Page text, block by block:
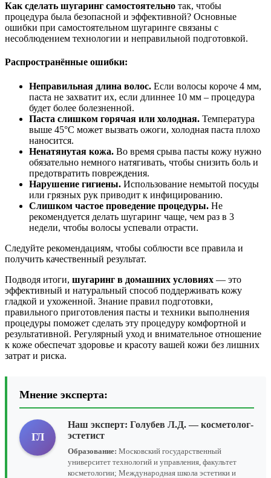
Как сделать шугаринг самостоятельно так, чтобы
процедура была безопасной и эффективной? Основные
ошибки при самостоятельном шугаринге связаны с
несоблюдением технологии и неправильной подготовкой.
Распространённые ошибки:
Неправильная длина волос. Если волосы короче 4 мм,
паста не захватит их, если длиннее 10 мм – процедура
будет более болезненной.
Паста слишком горячая или холодная. Температура
выше 45°С может вызвать ожоги, холодная паста плохо
наносится.
Ненатянутая кожа. Во время срыва пасты кожу нужно
обязательно немного натягивать, чтобы снизить боль и
предотвратить повреждения.
Нарушение гигиены. Использование немытой посуды
или грязных рук приводит к инфицированию.
Слишком частое проведение процедуры. Не
рекомендуется делать шугаринг чаще, чем раз в 3
недели, чтобы волосы успевали отрасти.
Следуйте рекомендациям, чтобы соблюсти все правила и
получить качественный результат.
Подводя итоги, шугаринг в домашних условиях — это
эффективный и натуральный способ поддерживать кожу
гладкой и ухоженной. Знание правил подготовки,
правильного приготовления пасты и техники выполнения
процедуры поможет сделать эту процедуру комфортной и
результативной. Регулярный уход и внимательное отношение
к коже обеспечат здоровье и красоту вашей кожи без лишних
затрат и риска.
Мнение эксперта:
ГЛ
Наш эксперт: Голубев Л.Д. — косметолог-
эстетист
Образование: Московский государственный
университет технологий и управления, факультет
косметологии; Международная школа эстетики и